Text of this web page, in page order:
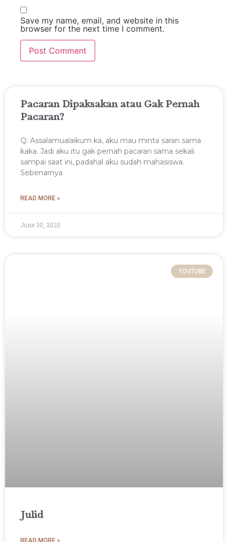
Save my name, email, and website in this
browser for the next time I comment.
Pacaran Dipaksakan atau Gak Pernah
Pacaran?
Q: Assalamualaikum ka, aku mau minta saran sama
kaka. Jadi aku itu gak pernah pacaran sama sekali
sampai saat ini, padahal aku sudah mahasiswa.
Sebenarnya
READ MORE »
June 30, 2020
YOUTUBE
Julid
READ MORE »